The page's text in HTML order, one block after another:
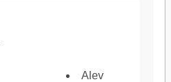
Alev